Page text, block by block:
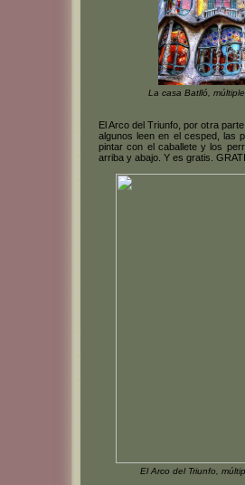
La casa Batlló,
El Arco del Triunfo, por otra
algunos leen en el cesped, las
pintar con el caballete y los
arriba y abajo. Y es gratis.
El Arco del Triunfo,